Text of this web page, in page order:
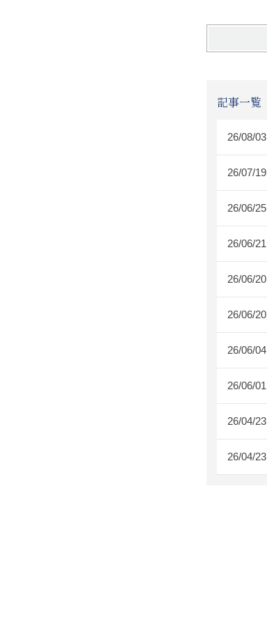
記事一覧
26/08/03
26/07/19
26/06/25
26/06/21
26/06/20
26/06/20
26/06/04
26/06/01
26/04/23
26/04/23